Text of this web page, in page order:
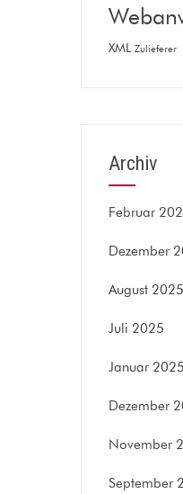
XML Zulieferer
Archiv
Februar
Dezember
August 2025
Juli 2025
Januar 2025
Dezember
November
September